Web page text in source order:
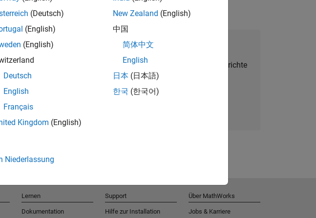
Talent Network beitreten
Erhalten Sie personalisierte Stellenangebote, Berichte
und Unternehmensneuigkeiten.
(Deutsch)
(English)
(English)
Deutsch
English
Français
Kingdom (English)
New Zealand (English)
中国
简体中文
English
日本 (日本語)
한국 (한국어)
Niederlassung
Lernen
Dokumentation
Support
Hilfe zur Installation
Über MathWorks
Jobs & Karriere